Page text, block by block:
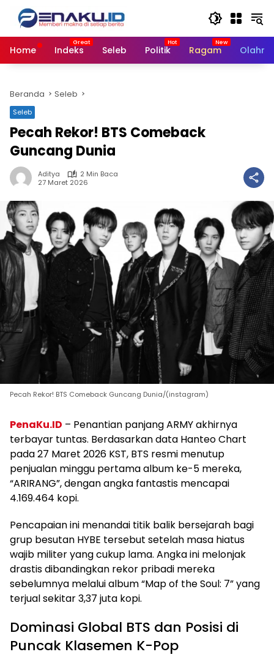
Langsung
konten
Home
Indeks Seleb Politik Ragam
Beranda Seleb
Seleb
Pecah Rekor! BTS Comeback
Guncang Dunia
Aditya
2 Min Baca
27 Maret 2026
Pecah Rekor! BTS Comeback Guncang Dunia/(instagram)
PenaKu.ID – Penantian panjang ARMY akhirnya
terbayar tuntas. Berdasarkan data Hanteo Chart
pada 27 Maret 2026 KST, BTS resmi menutup
penjualan minggu pertama album ke-5 mereka,
“ARIRANG”, dengan angka fantastis mencapai
4.169.464 kopi.
Pencapaian ini menandai titik balik bersejarah bagi
grup besutan HYBE tersebut setelah masa hiatus
wajib militer yang cukup lama. Angka ini melonjak
drastis dibandingkan rekor pribadi mereka
sebelumnya melalui album “Map of the Soul: 7” yang
terjual sekitar 3,37 juta kopi.
Dominasi Global BTS dan Posisi di
Puncak Klasemen K-Pop